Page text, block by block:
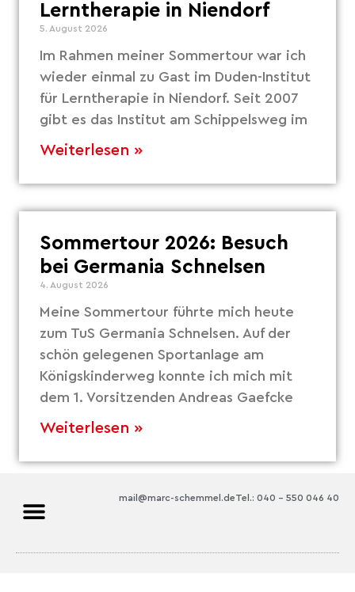
Lerntherapie in Niendorf
5. August 2026
Im Rahmen meiner Sommertour war ich
wieder einmal zu Gast im Duden-Institut
für Lerntherapie in Niendorf. Seit 2007
gibt es das Institut am Schippelsweg im
Weiterlesen »
Sommertour 2026: Besuch
bei Germania Schnelsen
4. August 2026
Meine Sommertour führte mich heute
zum TuS Germania Schnelsen. Auf der
schön gelegenen Sportanlage am
Königskinderweg konnte ich mich mit
dem 1. Vorsitzenden Andreas Gaefcke
Weiterlesen »
Tel.: 040 – 550 046 40
mail@marc-schemmel.de